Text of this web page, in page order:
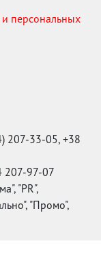
персональных
207-33-05, +38
207-97-07
"PR",
"Промо",